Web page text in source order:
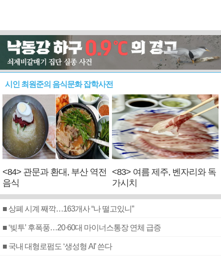
시인 최원준의 음식문화 잡학사전
<84> 관문과 환대, 부산 역전
음식
<83> 여름 제주, 벤자리와 독
가시치
■ 상폐 시계 째깍…163개사 “나 떨고있니”
■ ‘빚투’ 후폭풍…20·60대 마이너스통장 연체 급증
■ 국내 대형로펌도 ‘생성형 AI’ 쓴다